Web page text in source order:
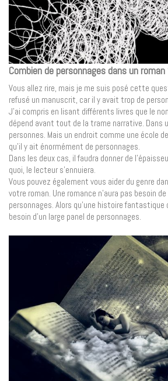
Combien de personnages dans un roman
Vous allez rire, mais je me suis posé cette
refusé un manuscrit, car il y avait trop de
J’ai compris en lisant différents livres que le
dépend avant tout de la trame narrative. Dans
personnes. Mais un endroit comme une école
qu’il y ait énormément de personnages.
Dans les deux cas, il faudra donner de
quoi, le lecteur s’ennuiera.
Vous pouvez également vous aider du genre
votre roman. Une romance n’aura pas besoin
personnages. Alors qu’une histoire
besoin d’un large panel de personnages.